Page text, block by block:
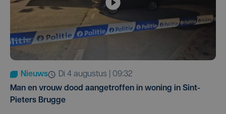
Nieuws
di 4 augustus | 09:32
Man en vrouw dood aangetroffen in woning in Sint-
Pieters Brugge